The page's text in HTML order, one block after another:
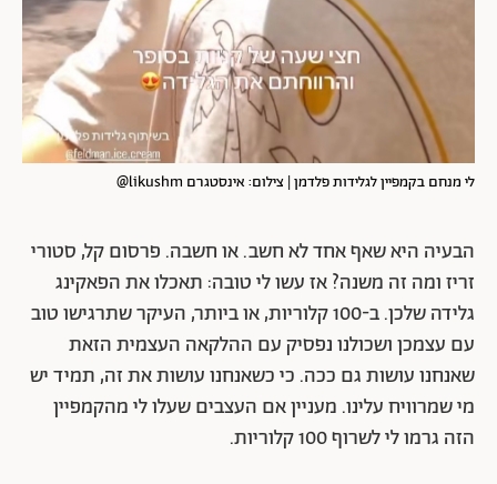
לי מנחם בקמפיין לגלידות פלדמן | צילום: אינסטגרם likushm@
הבעיה היא שאף אחד לא חשב. או חשבה. פרסום קל, סטורי
זריז ומה זה משנה? אז עשו לי טובה: תאכלו את הפאקינג
גלידה שלכן. ב-100 קלוריות, או ביותר, העיקר שתרגישו טוב
עם עצמכן ושכולנו נפסיק עם ההלקאה העצמית הזאת
שאנחנו עושות גם ככה. כי כשאנחנו עושות את זה, תמיד יש
מי שמרוויח עלינו. מעניין אם העצבים שעלו לי מהקמפיין
הזה גרמו לי לשרוף 100 קלוריות.